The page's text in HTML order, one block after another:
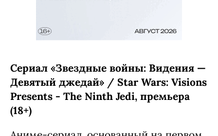
Сериал «Звездные войны: Видения —
Девятый джедай» / Star Wars: Visions
Presents - The Ninth Jedi, премьера
(18+)